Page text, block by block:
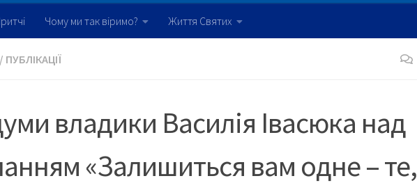
Чому ми так віримо? Життя Святих
/ ПУБЛІКАЦІЇ
владики Василія Івасюка над
«Залишиться вам одне – те,